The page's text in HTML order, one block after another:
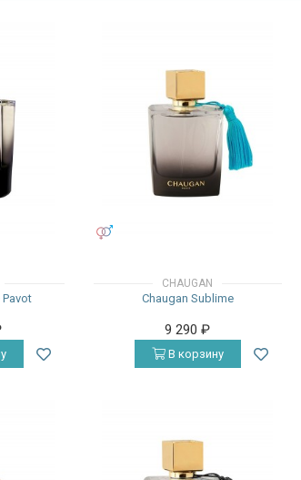
Pavot
CHAUGAN
Chaugan Sublime
9 290₽
В корзину